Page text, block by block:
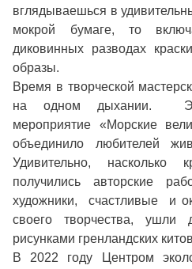
вглядываешься в
мокрой бумаге, то
диковинных разводах
образы.
Время в творческой
на одном дыхании.
мероприятие «Морские
объединило любителей
Удивительно,
получились авторские
художники, счастливые и
своего творчества, ушли
рисунками гренландских
В 2022 году Центром